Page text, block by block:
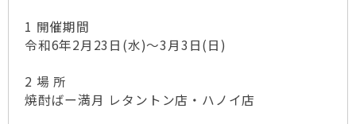
1 開催期間
令和6年2月23日(水)～3月3日(日)
2 場 所
焼酎ばー満月 レタントン店・ハノイ店